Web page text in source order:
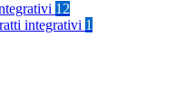
12
integrativi 1